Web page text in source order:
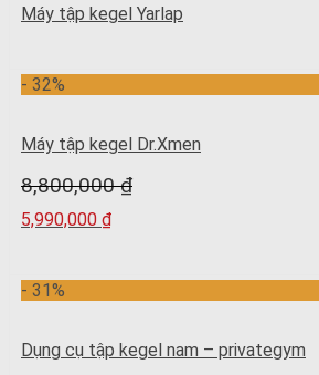
Máy tập kegel Yarlap
- 32%
Máy tập kegel Dr.Xmen
8,800,000₫
5,990,000 ₫
- 31%
Dụng cụ tập kegel nam – privategym